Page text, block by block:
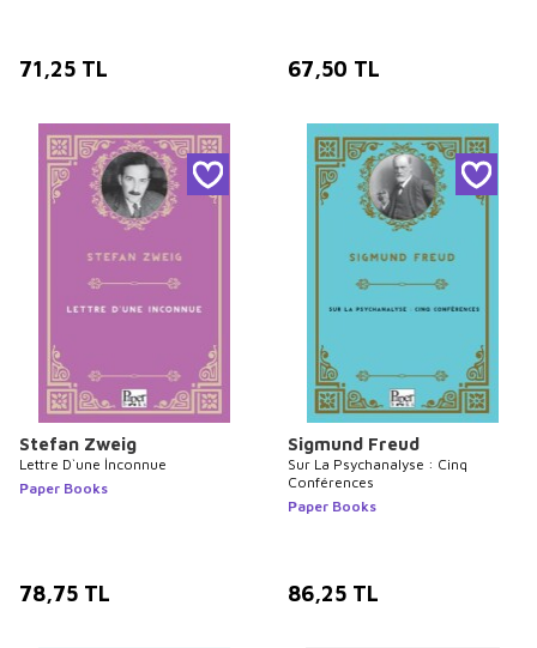
71,25 TL 67,50 TL
Stefan Zweig
Lettre D`une İnconnue
Paper Books
78,75 TL
Sigmund Freud
Sur La Psychanalyse : Cinq
Conférences
Paper Books
86,25 TL